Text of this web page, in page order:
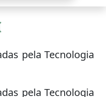
pela Tecnologia
pela Tecnologia